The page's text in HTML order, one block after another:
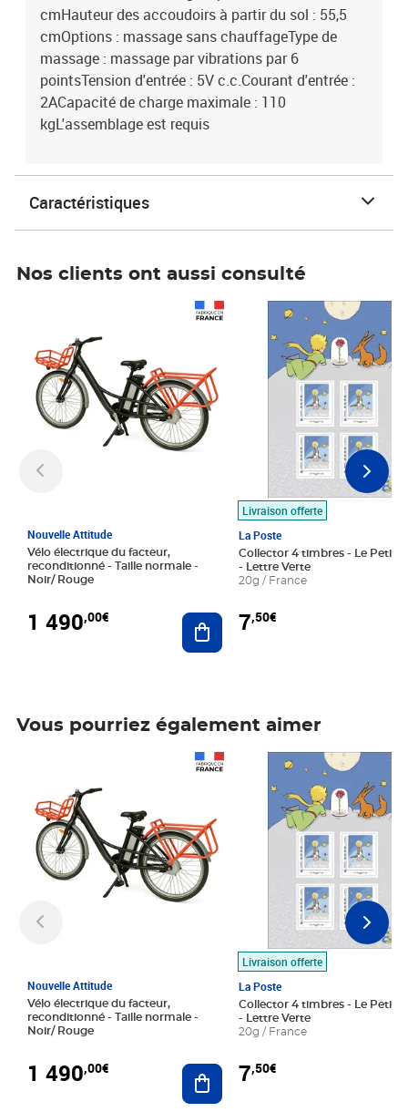
cmHauteur des accoudoirs à partir du sol : 55,5
cmOptions : massage sans chauffageType de
massage : massage par vibrations par 6
pointsTension d'entrée : 5V c.c.Courant d'entrée :
2ACapacité de charge maximale : 110
kgL'assemblage est requis
Caractéristiques
Nos clients ont aussi consulté
Nouvelle Attitude
Vélo électrique du facteur,
reconditionné - Taille normale -
Noir/ Rouge
1 490,00€ Ajouter au panier
Livraison offerte
La Poste
Collector 4 timbres - Le Petit
- Lettre Verte
20g / France
7,50€
Prix 7,50€
Vous pourriez également aimer
Nouvelle Attitude
Vélo électrique du facteur,
reconditionné - Taille normale -
Noir/ Rouge
1 490,00€ Ajouter au panier
Livraison offerte
La Poste
Collector 4 timbres - Le Petit
- Lettre Verte
20g / France
7,50€
Prix 7,50€